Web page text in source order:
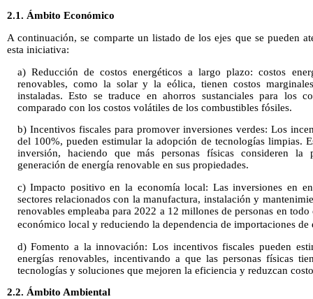
2.1. Ámbito Económico
A continuación, se comparte un listado de los ejes que se pueden
esta iniciativa:
a) Reducción de costos energéticos a largo plazo: costos
renovables, como la solar y la eólica, tienen costos
instaladas. Esto se traduce en ahorros sustanciales para los
comparado con los costos volátiles de los combustibles fósiles.
b) Incentivos fiscales para promover inversiones verdes: Los
del 100%, pueden estimular la adopción de tecnologías limpias.
inversión, haciendo que más personas físicas consideren la
generación de energía renovable en sus propiedades.
c) Impacto positivo en la economía local: Las inversiones en
sectores relacionados con la manufactura, instalación y
renovables empleaba para 2022 a 12 millones de personas en
económico local y reduciendo la dependencia de importaciones de
d) Fomento a la innovación: Los incentivos fiscales pueden
energías renovables, incentivando a que las personas físicas
tecnologías y soluciones que mejoren la eficiencia y reduzcan
2.2. Ámbito Ambiental